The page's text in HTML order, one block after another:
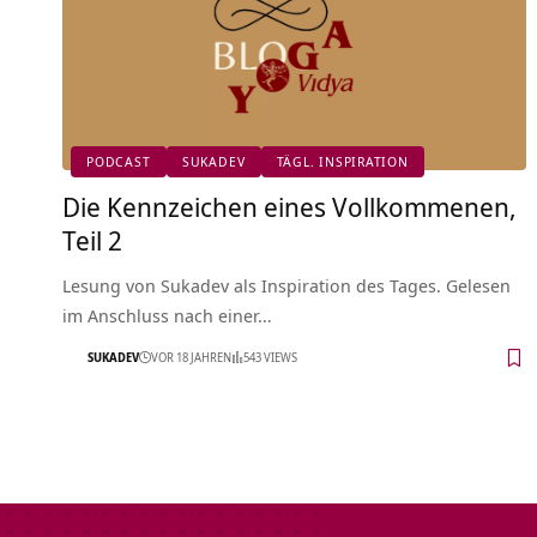
PODCAST SUKADEV TÄGL. INSPIRATION
Die Kennzeichen eines Vollkommenen,
Teil 2
Lesung von Sukadev als Inspiration des Tages. Gelesen
im Anschluss nach einer…
SUKADEV VOR 18 JAHREN 543 VIEWS